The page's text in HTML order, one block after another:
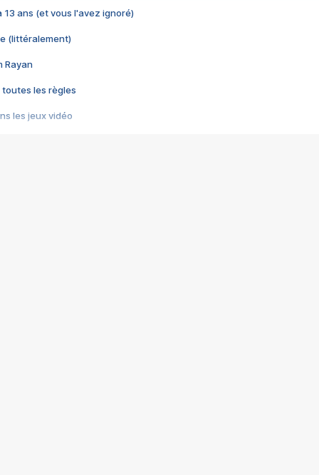
13 ans (et vous l'avez ignoré)
(littéralement)
Rayan
toutes les règles
les jeux vidéo